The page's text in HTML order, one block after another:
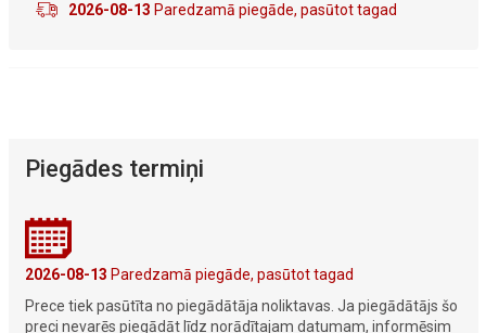
2026-08-13 Paredzamā piegāde, pasūtot tagad
Piegādes termiņi
2026-08-13 Paredzamā piegāde, pasūtot tagad
Prece tiek pasūtīta no piegādātāja noliktavas. Ja piegādātājs šo
preci nevarēs piegādāt līdz norādītajam datumam, informēsim